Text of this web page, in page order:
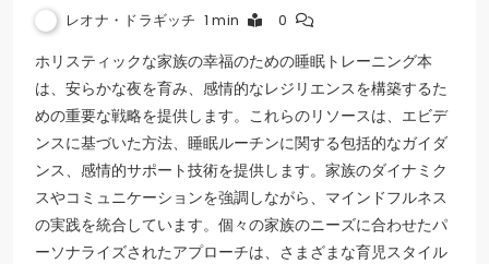
レオナ・ドラギッチ 1 min 0
ホリスティックな家族の幸福のための睡眠トレーニング本
は、安らかな夜を育み、感情的なレジリエンスを構築するた
めの重要な戦略を提供します。これらのリソースは、エビデ
ンスに基づいた方法、睡眠ルーチンに関する包括的なガイダ
ンス、感情的サポート技術を提供します。家族のダイナミク
スやコミュニケーションを強調しながら、マインドフルネス
の実践を統合しています。個々の家族のニーズに合わせたパ
ーソナライズされたアプローチは、さまざまな育児スタイル